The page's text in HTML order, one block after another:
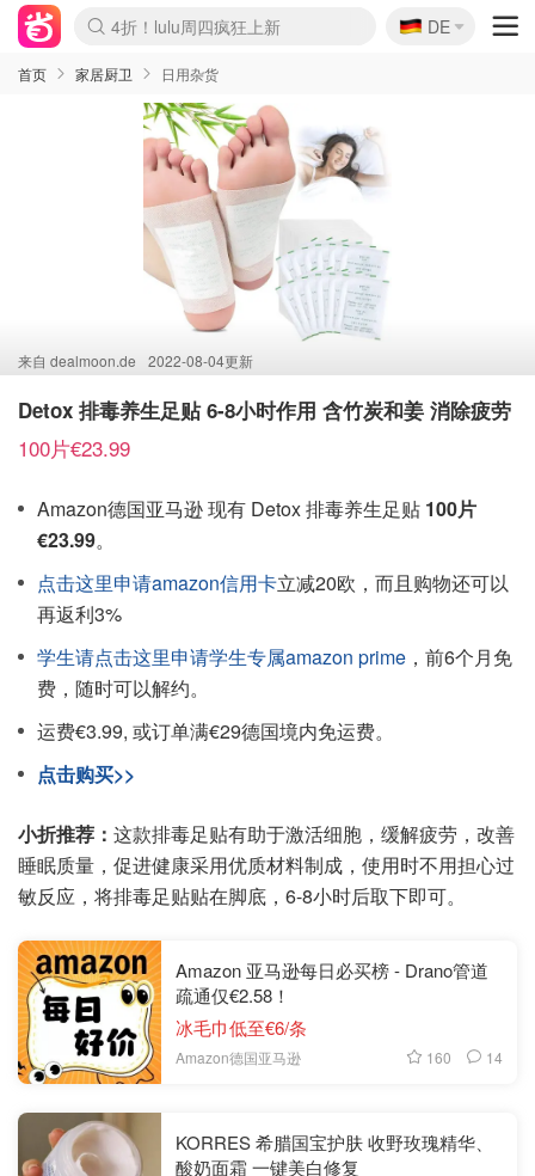
Boticinal 夏促开抢！
4折！lulu周四疯狂上新
还没结束！&OtherStories大促
Joybuy变相75折 随时失效
速领！Stanley独家85折
疑似霸哥！Camper额外叠85折
Zalando 奥莱闪促！每日更新
Moncler反季囤！5折起+叠9折
Coach Brooklyn仅€192
🇩🇪
DE
首页 家居厨卫 日用杂货
来自 dealmoon.de 2022-08-04更新
Detox 排毒养生足贴 6-8小时作用 含竹炭和姜 消除疲劳
100片€23.99
Amazon德国亚马逊 现有 Detox 排毒养生足贴 100片
€23.99。
点击这里申请amazon信用卡立减20欧，而且购物还可以
再返利3%
学生请点击这里申请学生专属amazon prime ，前6个月免
费，随时可以解约。
运费€3.99, 或订单满€29德国境内免运费。
点击购买>>
小折推荐： 这款排毒足贴有助于激活细胞，缓解疲劳，改善
睡眠质量，促进健康采用优质材料制成，使用时不用担心过
敏反应，将排毒足贴贴在脚底，6-8小时后取下即可。
Amazon 亚马逊每日必买榜 - Drano管道
疏通仅€2.58！
冰毛巾低至€6/条
Amazon德国亚马逊 160 14
KORRES 希腊国宝护肤 收野玫瑰精华、
酸奶面霜 一键美白修复